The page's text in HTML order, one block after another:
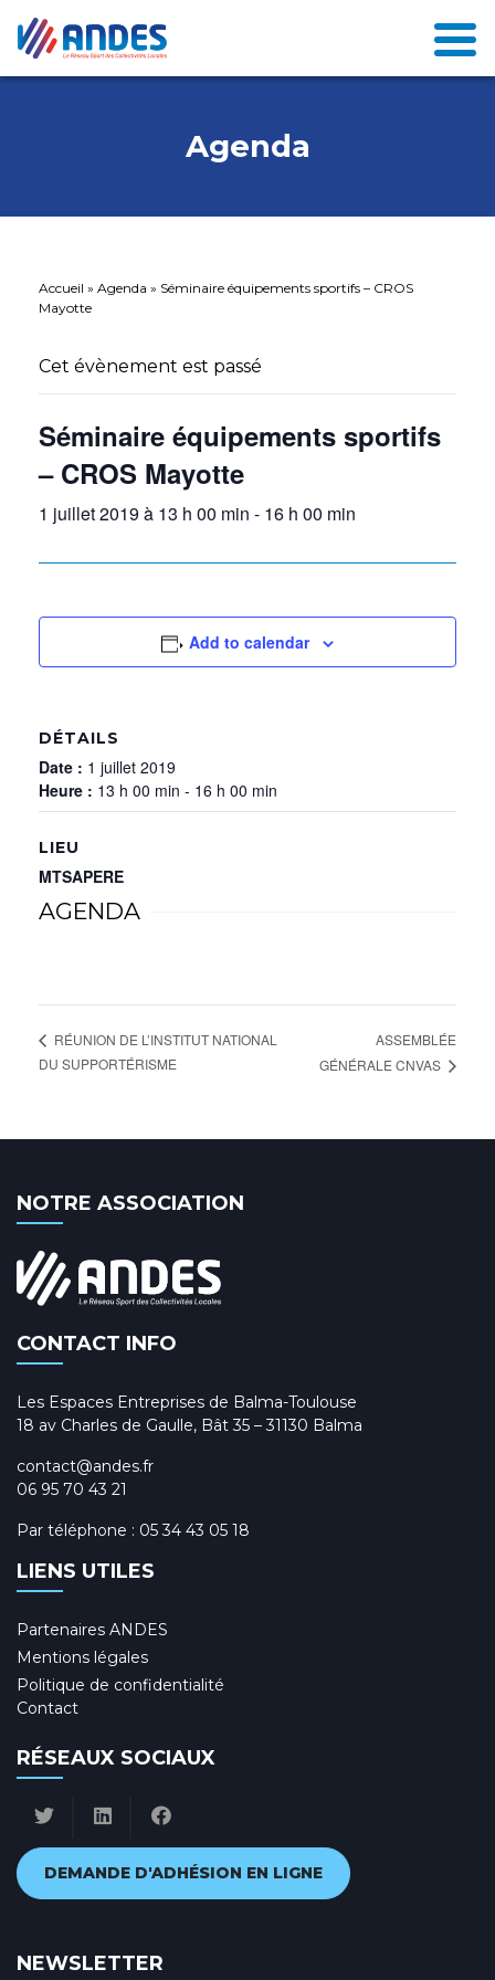
Agenda
Accueil » Agenda » Séminaire équipements sportifs – CROS
Mayotte
Cet évènement est passé
Séminaire équipements sportifs
– CROS Mayotte
1 juillet 2019 à 13 h 00 min - 16 h 00 min
Add to calendar
DÉTAILS
Date : 1 juillet 2019
Heure : 13 h 00 min - 16 h 00 min
LIEU
MTSAPERE
AGENDA
RÉUNION DE L’INSTITUT NATIONAL
DU SUPPORTÉRISME
ASSEMBLÉE
GÉNÉRALE CNVAS
NOTRE ASSOCIATION
CONTACT INFO
Les Espaces Entreprises de Balma-Toulouse
18 av Charles de Gaulle, Bât 35 – 31130 Balma
contact@andes.fr
06 95 70 43 21
Par téléphone : 05 34 43 05 18
LIENS UTILES
Partenaires ANDES
Mentions légales
Politique de confidentialité
Contact
RÉSEAUX SOCIAUX
DEMANDE D'ADHÉSION EN LIGNE
NEWSLETTER